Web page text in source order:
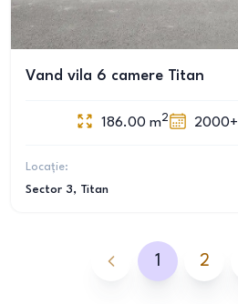
Vand vila 6 camere Titan
186.00 m2 2000+
Locație:
Sector 3, Titan
1 2